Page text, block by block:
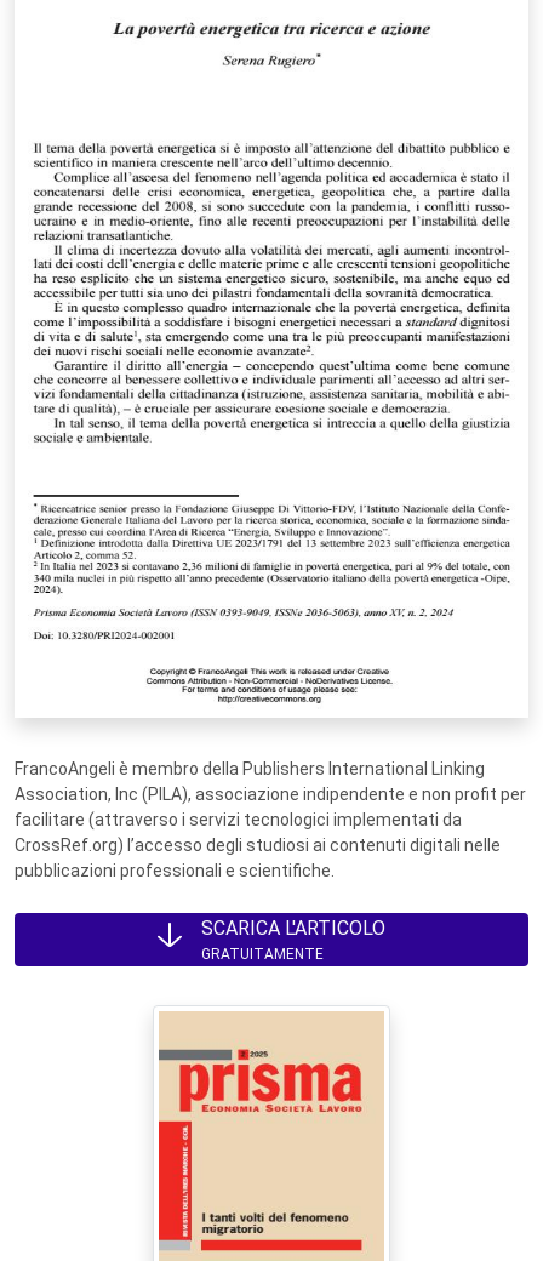
FrancoAngeli è membro della Publishers International Linking
Association, Inc (PILA), associazione indipendente e non profit per
facilitare (attraverso i servizi tecnologici implementati da
CrossRef.org) l’accesso degli studiosi ai contenuti digitali nelle
pubblicazioni professionali e scientifiche.
SCARICA L'ARTICOLO
GRATUITAMENTE